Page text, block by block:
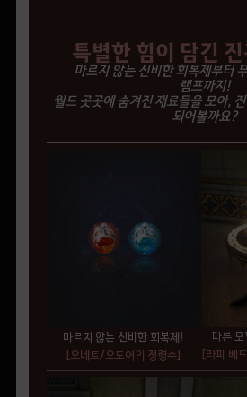
특별한 힘이 담긴
마르지 않는 신비한 회복제부터
램프까지!
월드 곳곳에 숨겨진 재료들을 모아,
되어볼까요?
마르지 않는 신비한 회복제!
[오네트/오도어의 정령수]
다른
[라피 베